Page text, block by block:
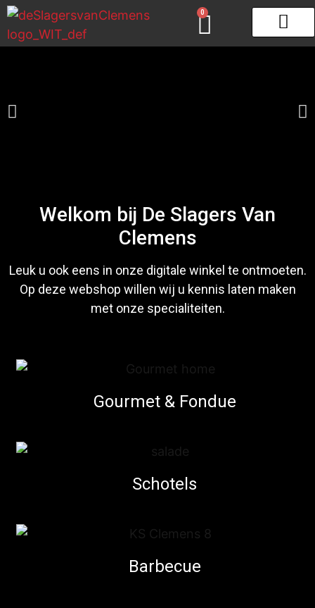
0
Welkom bij De Slagers Van
Clemens
Leuk u ook eens in onze digitale winkel te ontmoeten.
Op deze webshop willen wij u kennis laten maken
met onze specialiteiten.
Gourmet & Fondue
Schotels
Barbecue